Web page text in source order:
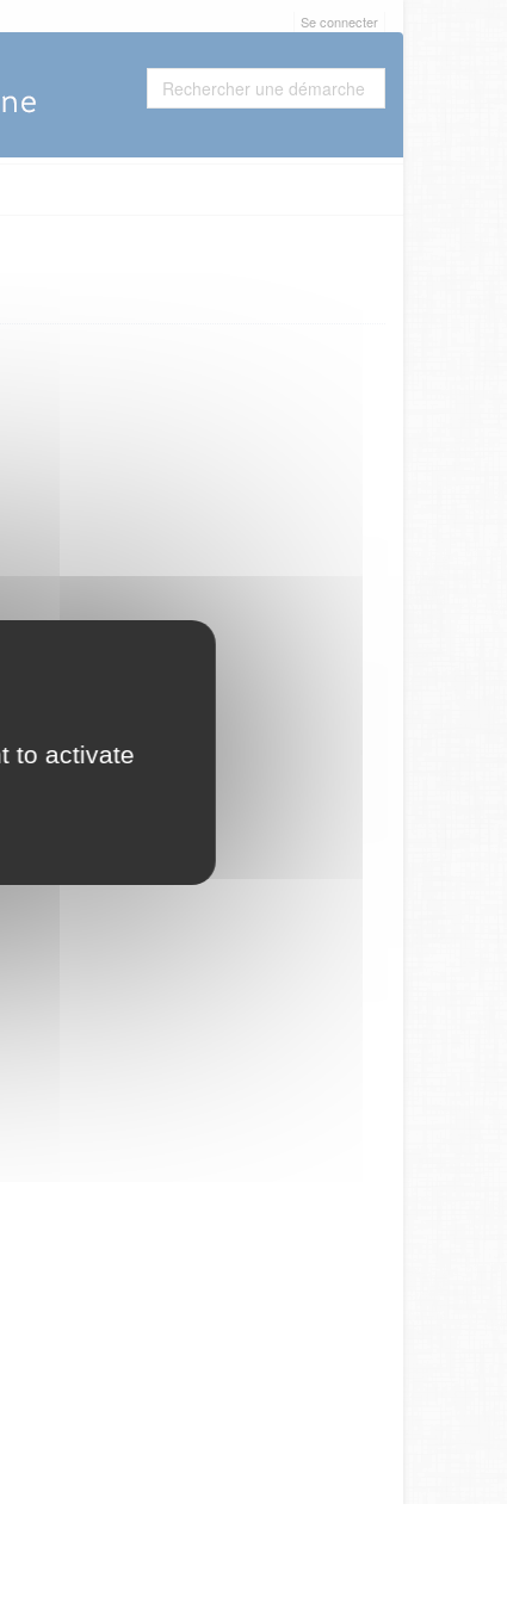
to activate
Se connecter